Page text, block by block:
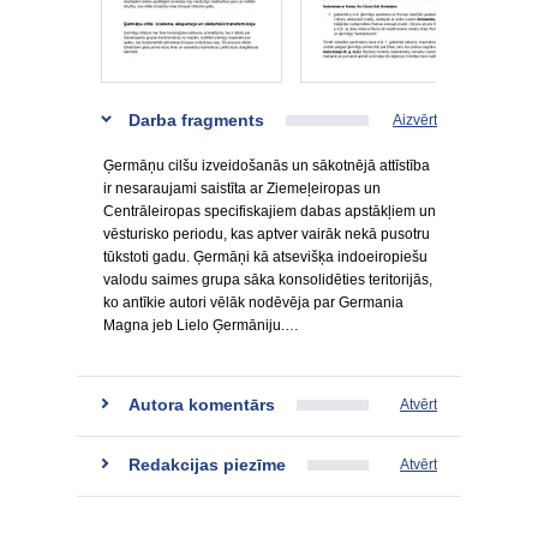
Darba fragments Aizvērt
Ģermāņu cilšu izveidošanās un sākotnējā attīstība
ir nesaraujami saistīta ar Ziemeļeiropas un
Centrāleiropas specifiskajiem dabas apstākļiem un
vēsturisko periodu, kas aptver vairāk nekā pusotru
tūkstoti gadu. Ģermāņi kā atsevišķa indoeiropiešu
valodu saimes grupa sāka konsolidēties teritorijās,
ko antīkie autori vēlāk nodēvēja par Germania
Magna jeb Lielo Ģermāniju.…
Autora komentārs Atvērt
Redakcijas piezīme Atvērt